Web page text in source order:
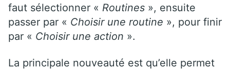
faut sélectionner « Routines », ensuite
passer par « Choisir une routine », pour finir
par « Choisir une action ».
La principale nouveauté est qu’elle permet